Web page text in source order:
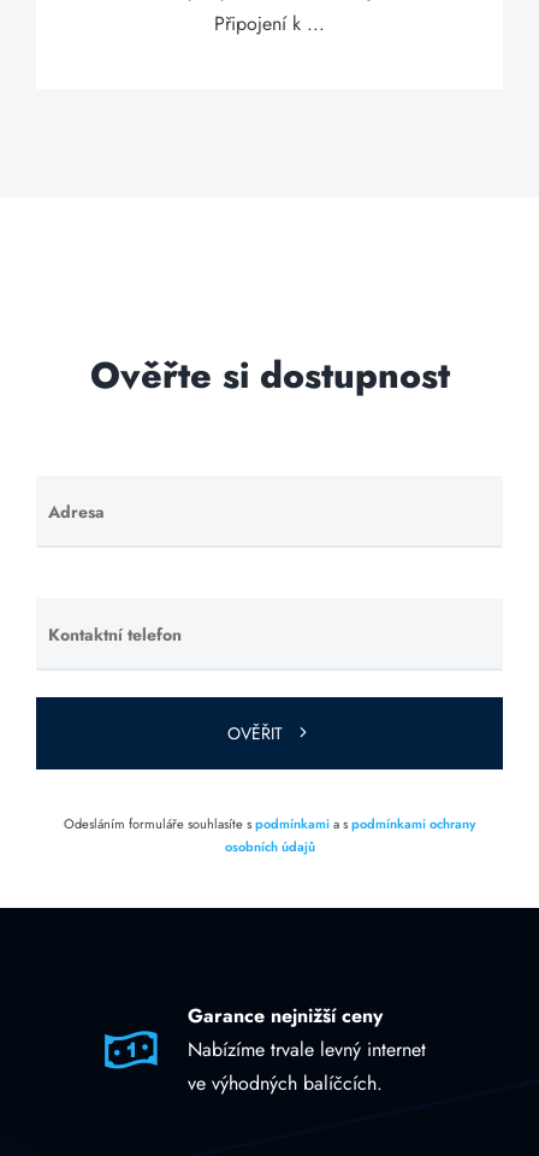
Připojení k ...
Ověřte si dostupnost
Adresa
Ponechte
toto pole
Kontaktní telefon
Ponechte
toto pole
prázdné.
OVĚŘIT
Odesláním formuláře souhlasíte spodmínkamia spodmínkami ochrany
osobních údajů
Garance nejnižší ceny
Nabízíme trvale levný internet
ve výhodných balíčcích.